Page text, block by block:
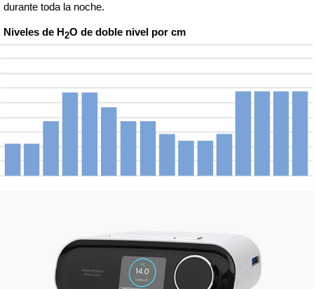
durante toda la noche.
Niveles de H2O de doble nivel por cm